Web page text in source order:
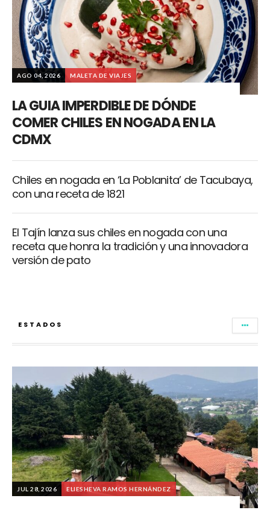
AGO 04, 2026 MALETA DE VIAJES
LA GUIA IMPERDIBLE DE DÓNDE
COMER CHILES EN NOGADA EN LA
CDMX
Chiles en nogada en ‘La Poblanita’ de Tacubaya,
con una receta de 1821
El Tajín lanza sus chiles en nogada con una
receta que honra la tradición y una innovadora
versión de pato
ESTADOS
JUL 28, 2026 ELIESHEVA RAMOS HERNÁNDEZ